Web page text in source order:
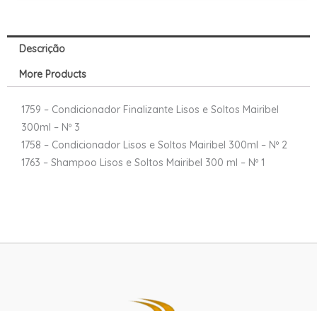
Descrição
More Products
1759 – Condicionador Finalizante Lisos e Soltos Mairibel
300ml – Nº 3
1758 – Condicionador Lisos e Soltos Mairibel 300ml – Nº 2
1763 – Shampoo Lisos e Soltos Mairibel 300 ml – Nº 1